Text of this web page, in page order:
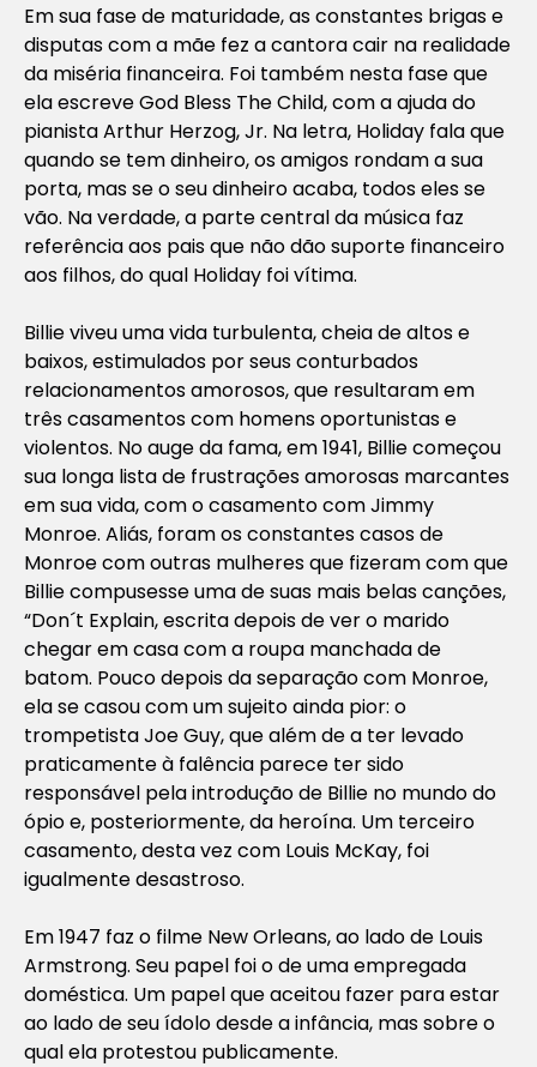
Em sua fase de maturidade, as constantes brigas e
disputas com a mãe fez a cantora cair na realidade
da miséria financeira. Foi também nesta fase que
ela escreve God Bless The Child, com a ajuda do
pianista Arthur Herzog, Jr. Na letra, Holiday fala que
quando se tem dinheiro, os amigos rondam a sua
porta, mas se o seu dinheiro acaba, todos eles se
vão. Na verdade, a parte central da música faz
referência aos pais que não dão suporte financeiro
aos filhos, do qual Holiday foi vítima.
Billie viveu uma vida turbulenta, cheia de altos e
baixos, estimulados por seus conturbados
relacionamentos amorosos, que resultaram em
três casamentos com homens oportunistas e
violentos. No auge da fama, em 1941, Billie começou
sua longa lista de frustrações amorosas marcantes
em sua vida, com o casamento com Jimmy
Monroe. Aliás, foram os constantes casos de
Monroe com outras mulheres que fizeram com que
Billie compusesse uma de suas mais belas canções,
“Don´t Explain, escrita depois de ver o marido
chegar em casa com a roupa manchada de
batom. Pouco depois da separação com Monroe,
ela se casou com um sujeito ainda pior: o
trompetista Joe Guy, que além de a ter levado
praticamente à falência parece ter sido
responsável pela introdução de Billie no mundo do
ópio e, posteriormente, da heroína. Um terceiro
casamento, desta vez com Louis McKay, foi
igualmente desastroso.
Em 1947 faz o filme New Orleans, ao lado de Louis
Armstrong. Seu papel foi o de uma empregada
doméstica. Um papel que aceitou fazer para estar
ao lado de seu ídolo desde a infância, mas sobre o
qual ela protestou publicamente.